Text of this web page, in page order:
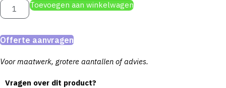
Safe-
Tronic
horizontaal
aantal
Toevoegen aan winkelwagen
Offerte aanvragen
Voor maatwerk, grotere aantallen of advies.
Vragen over dit product?